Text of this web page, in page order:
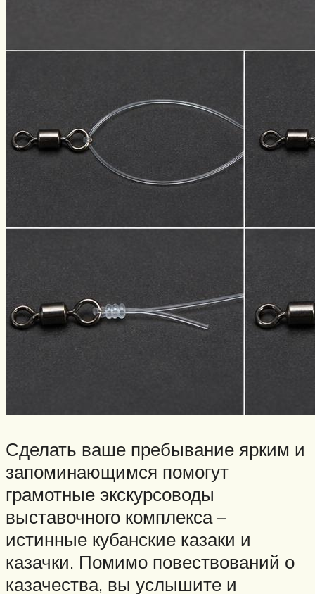
Сделать ваше пребывание ярким и
запоминающимся помогут
грамотные экскурсоводы
выставочного комплекса –
истинные кубанские казаки и
казачки. Помимо повествований о
казачества, вы услышите и